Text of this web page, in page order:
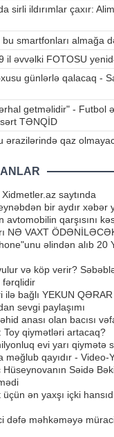
sirli ildırımlar çaxır:
bu smartfonları almağa
il əvvəlki FOTOSU
günlərlə qalacaq -
getməlidir" - Futbol
TƏNQİD
ərazilərində qaz
saytında
bir aydır xəbər
avtomobilin qarşısını
NƏ VAXT
əlindən alıb 20
və köp verir?
fərqlidir
ilə bağlı YEKUN
sevgi paylaşımı
anası olan bacısı
Toy qiymətləri artacaq?
evi yarı qiymətə
məğlub qayıdır - Video-
Səidə
ən yaxşı içki
dəfə məhkəməyə